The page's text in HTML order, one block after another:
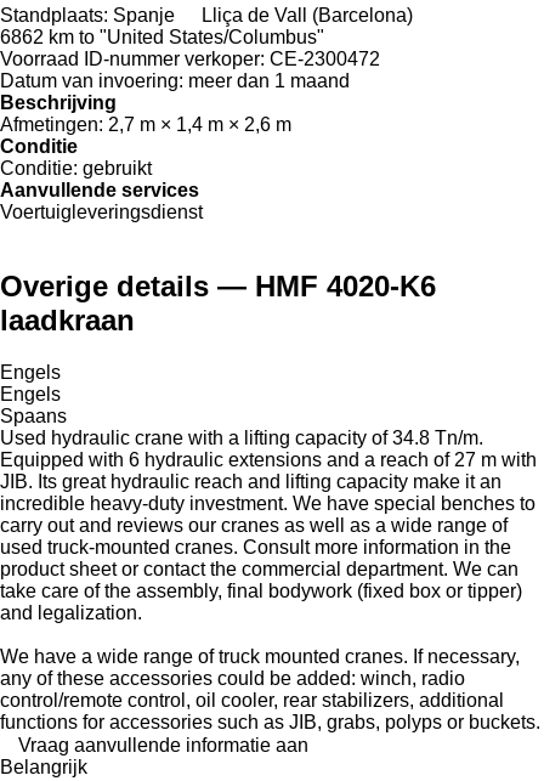
Standplaats: Spanje
Lliça de Vall (Barcelona)
6862 km to "United States/Columbus"
Voorraad ID-nummer verkoper: CE-2300472
Datum van invoering: meer dan 1 maand
Beschrijving
Afmetingen: 2,7 m × 1,4 m × 2,6 m
Conditie
Conditie: gebruikt
Aanvullende services
Voertuigleveringsdienst
Overige details — HMF 4020-K6
laadkraan
Engels
Engels
Spaans
Used hydraulic crane with a lifting capacity of 34.8 Tn/m.
Equipped with 6 hydraulic extensions and a reach of 27 m with
JIB. Its great hydraulic reach and lifting capacity make it an
incredible heavy-duty investment. We have special benches to
carry out and reviews our cranes as well as a wide range of
used truck-mounted cranes. Consult more information in the
product sheet or contact the commercial department. We can
take care of the assembly, final bodywork (fixed box or tipper)
and legalization.
We have a wide range of truck mounted cranes. If necessary,
any of these accessories could be added: winch, radio
control/remote control, oil cooler, rear stabilizers, additional
functions for accessories such as JIB, grabs, polyps or buckets.
Vraag aanvullende informatie aan
Belangrijk